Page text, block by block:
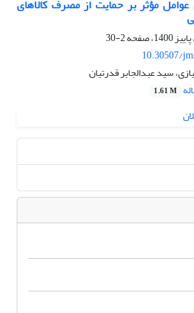
مؤثر بر حمایت از مصرف کالاهای
2-30
10.30507/
سید عبدالجابر قدرتیان
1.61 M